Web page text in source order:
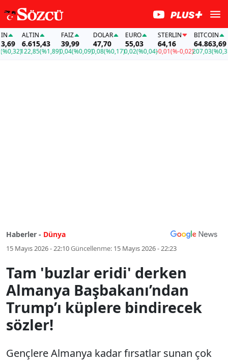
ALTIN
6.615,43
122,85(%1,89)
FAİZ
39,99
0,04(%0,09)
DOLAR
47,70
0,08(%0,17)
EURO
55,03
0,02(%0,04)
STERLIN
64,16
-0,01(%-0,02)
BITCOIN
64.863,69
207,03(%0,32)
Haberler - Dünya
15 Mayıs 2026 - 22:10Güncellenme: 15 Mayıs 2026 - 22:23
Tam 'buzlar eridi' derken
Almanya Başbakanı’ndan
Trump’ı küplere bindirecek
sözler!
Gençlere Almanya kadar fırsatlar sunan çok